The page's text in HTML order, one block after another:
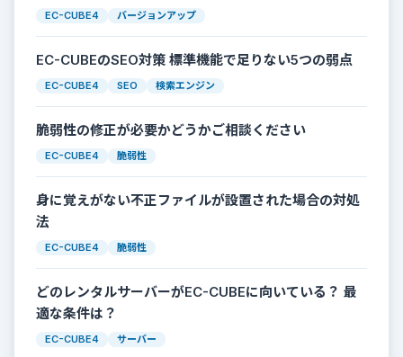
EC-CUBE4 バージョンアップ
EC-CUBEのSEO対策 標準機能で足りない5つの弱点
EC-CUBE4 SEO 検索エンジン
脆弱性の修正が必要かどうかご相談ください
EC-CUBE4 脆弱性
身に覚えがない不正ファイルが設置された場合の対処
法
EC-CUBE4 脆弱性
どのレンタルサーバーがEC-CUBEに向いている？ 最
適な条件は？
EC-CUBE4 サーバー